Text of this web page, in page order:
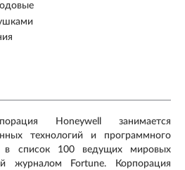
Honeywell занимается
технологий и программного
в список 100 ведущих мировых
журналом Fortune. Корпорация